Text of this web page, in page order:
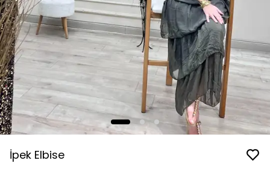
İpek Elbise